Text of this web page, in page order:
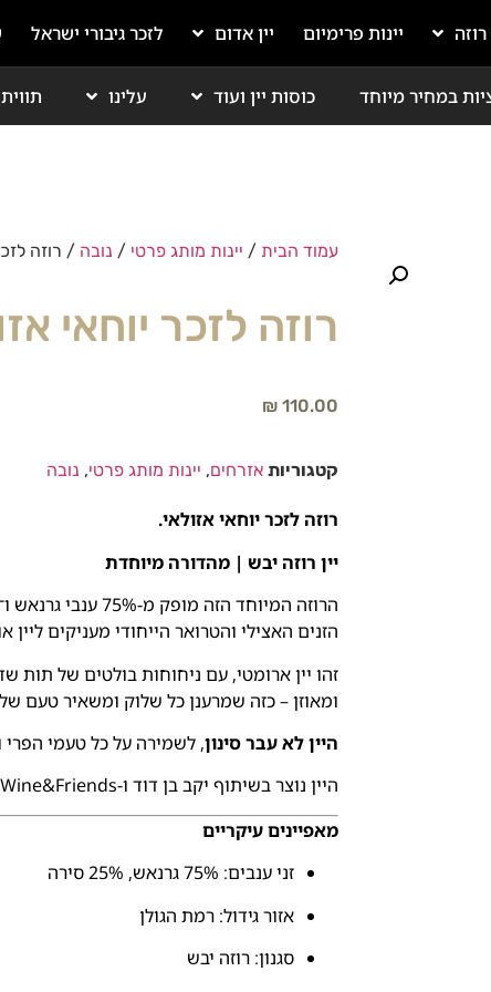
רוזה יינות פרימיום יין אדום לזכר גיבורי ישראל
במחיר מיוחד כוסות יין ועוד עלינו
עמוד הבית / יינות מותג פרטי / נובה / רוזה
רוזה לזכר יוחאי
₪ 110.00
קטגוריות אזרחים, יינות מותג פרטי, נובה
רוזה לזכר יוחאי אזולאי.
יין רוזה יבש | מהדורה מיוחדת
הזנים האצילי והטרואר הייחודי מעניקים ליין
זהו יין ארומטי, עם ניחוחות בולטים של תות
ומאוזן – כזה שמרענן כל שלוק ומשאיר טעם
היין לא עבר סינון, לשמירה על כל טעמי הפרי
היין נוצר בשיתוף יקב בן דוד ו-Wine&Friends כחלק מסדרה ייחודית לזכר גיבורי ישראל.
מאפיינים עיקריים
זני ענבים: 75% גרנאש, 25% סירה
אזור גידול: רמת הגולן
סגנון: רוזה יבש